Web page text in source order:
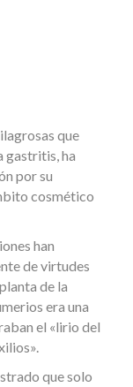
que
gastritis, ha
por su
cosmético
han
de virtudes
de la
era una
el «lirio del
que solo